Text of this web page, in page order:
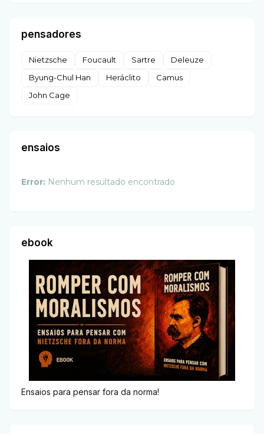
pensadores
Nietzsche Foucault Sartre
Deleuze
Byung-Chul Han
Heráclito
Camus
John Cage
ensaios
Error: Nenhum resultado encontrado
ebook
Ensaios para pensar fora da norma!